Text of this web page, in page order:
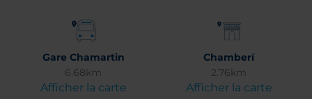
Gare Chamartin
6.68km
Afficher la carte
Chamberí
2.76km
Afficher la carte